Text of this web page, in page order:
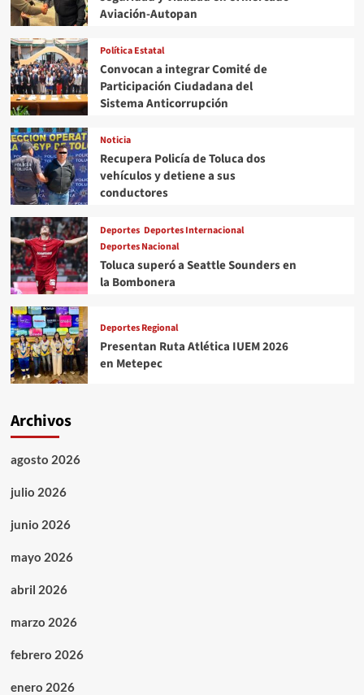
oficiales
Aviación-Autopan
Política Estatal
Convocan a integrar Comité de
Participación Ciudadana del
Sistema Anticorrupción
Noticia
Recupera Policía de Toluca dos
vehículos y detiene a sus
conductores
Deportes Deportes Internacional
Deportes Nacional
Toluca superó a Seattle Sounders en
la Bombonera
Deportes Regional
Presentan Ruta Atlética IUEM 2026
en Metepec
Archivos
agosto 2026
julio 2026
junio 2026
mayo 2026
abril 2026
marzo 2026
febrero 2026
enero 2026